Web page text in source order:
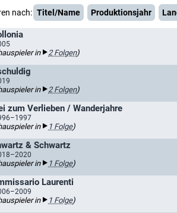
nach: Titel/Name Produktionsjahr
in 2 Folgen)
in 2 Folgen)
zum Verlieben / Wanderjahre
in 1 Folge)
& Schwartz
in 1 Folge)
Laurenti
in 1 Folge)